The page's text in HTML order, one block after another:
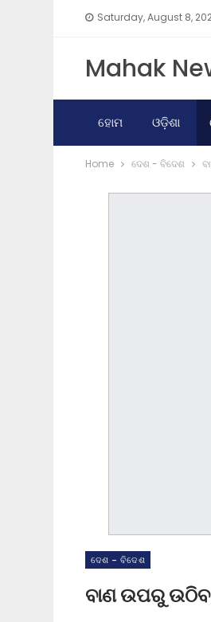
Saturday, August 8,
Mahak
ହୋମ ଓଡ଼ିଶା
Home ଦେଶ - ବିଦେଶ
ଦେଶ - ବିଦେଶ
ବାଣ ଉପରୁ